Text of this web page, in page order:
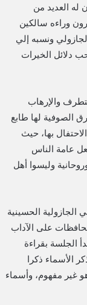
له العديد من
وراءه سالكين
ونسبه إلي
دلائل الخيرات
والإرهاب
الصوفية لها طابع
بها، حيث
عامة الناس
وليسوا أهل
الحسينية
على الآداب
الجلسة بقراءة
الأسماء ذكرا
غير مفهوم، وأسماء